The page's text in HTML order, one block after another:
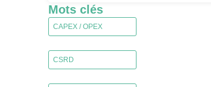
Mots clés
CAPEX / OPEX
CSRD